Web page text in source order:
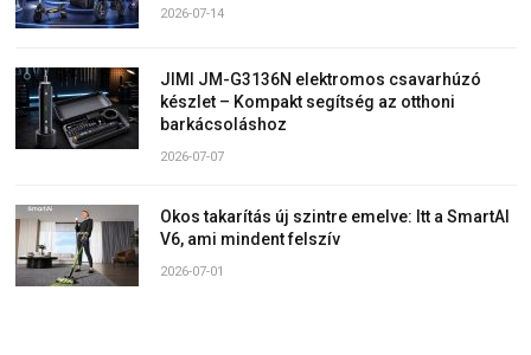
2026-07-14
JIMI JM-G3136N elektromos csavarhúzó
készlet – Kompakt segítség az otthoni
barkácsoláshoz
2026-07-07
Okos takarítás új szintre emelve: Itt a SmartAI
V6, ami mindent felszív
2026-07-01